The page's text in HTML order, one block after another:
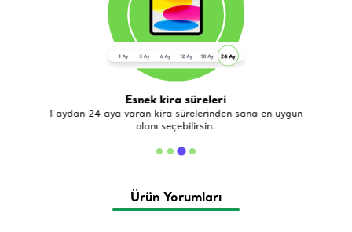
Esnek kira süreleri
1 aydan 24 aya varan kira sürelerinden sana en uygun
olanı seçebilirsin.
Ürün Yorumları